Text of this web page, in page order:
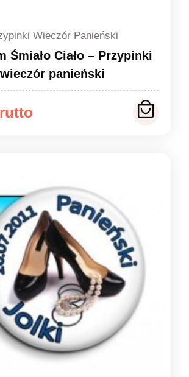
Wieczór Panieński
Śmiało Ciało – Przypinki
wieczór panieński